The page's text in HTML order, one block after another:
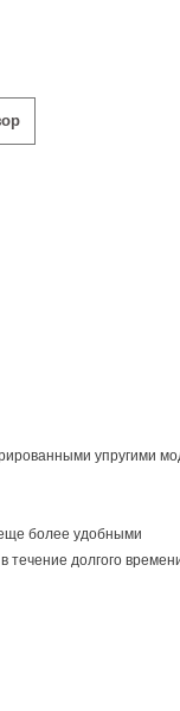
упругими
более удобными
течение долгого